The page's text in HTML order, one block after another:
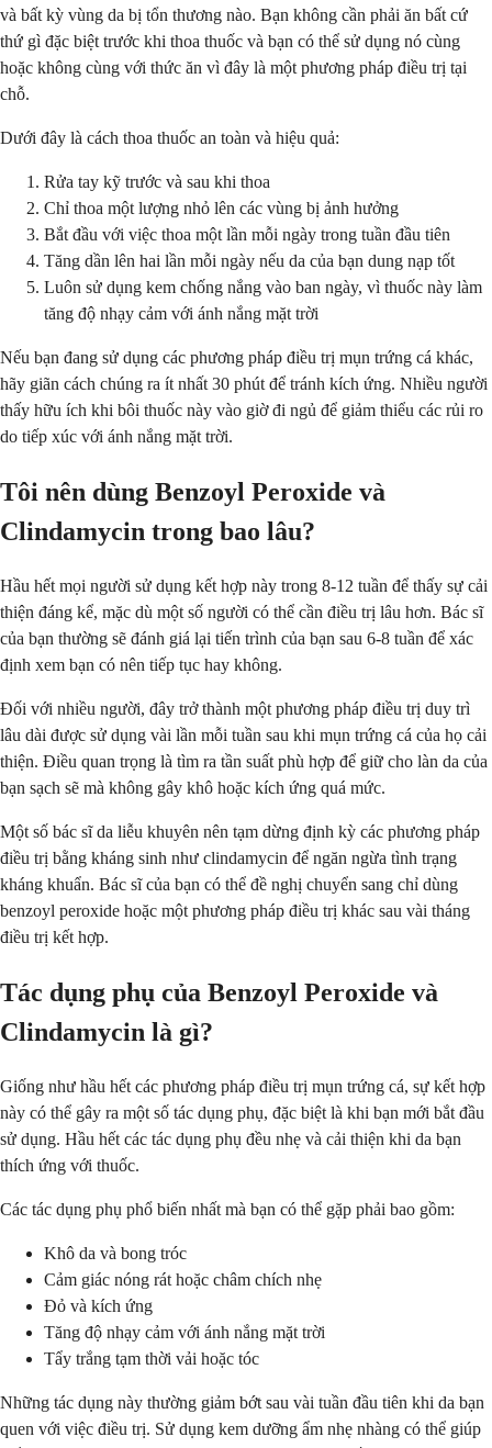
và bất kỳ vùng da bị tổn thương nào. Bạn không cần phải ăn bất cứ
thứ gì đặc biệt trước khi thoa thuốc và bạn có thể sử dụng nó cùng
hoặc không cùng với thức ăn vì đây là một phương pháp điều trị tại
chỗ.
Dưới đây là cách thoa thuốc an toàn và hiệu quả:
Rửa tay kỹ trước và sau khi thoa
Chỉ thoa một lượng nhỏ lên các vùng bị ảnh hưởng
Bắt đầu với việc thoa một lần mỗi ngày trong tuần đầu tiên
Tăng dần lên hai lần mỗi ngày nếu da của bạn dung nạp tốt
Luôn sử dụng kem chống nắng vào ban ngày, vì thuốc này làm
tăng độ nhạy cảm với ánh nắng mặt trời
Nếu bạn đang sử dụng các phương pháp điều trị mụn trứng cá khác,
hãy giãn cách chúng ra ít nhất 30 phút để tránh kích ứng. Nhiều người
thấy hữu ích khi bôi thuốc này vào giờ đi ngủ để giảm thiểu các rủi ro
do tiếp xúc với ánh nắng mặt trời.
Tôi nên dùng Benzoyl Peroxide và
Clindamycin trong bao lâu?
Hầu hết mọi người sử dụng kết hợp này trong 8-12 tuần để thấy sự cải
thiện đáng kể, mặc dù một số người có thể cần điều trị lâu hơn. Bác sĩ
của bạn thường sẽ đánh giá lại tiến trình của bạn sau 6-8 tuần để xác
định xem bạn có nên tiếp tục hay không.
Đối với nhiều người, đây trở thành một phương pháp điều trị duy trì
lâu dài được sử dụng vài lần mỗi tuần sau khi mụn trứng cá của họ cải
thiện. Điều quan trọng là tìm ra tần suất phù hợp để giữ cho làn da của
bạn sạch sẽ mà không gây khô hoặc kích ứng quá mức.
Một số bác sĩ da liễu khuyên nên tạm dừng định kỳ các phương pháp
điều trị bằng kháng sinh như clindamycin để ngăn ngừa tình trạng
kháng khuẩn. Bác sĩ của bạn có thể đề nghị chuyển sang chỉ dùng
benzoyl peroxide hoặc một phương pháp điều trị khác sau vài tháng
điều trị kết hợp.
Tác dụng phụ của Benzoyl Peroxide và
Clindamycin là gì?
Giống như hầu hết các phương pháp điều trị mụn trứng cá, sự kết hợp
này có thể gây ra một số tác dụng phụ, đặc biệt là khi bạn mới bắt đầu
sử dụng. Hầu hết các tác dụng phụ đều nhẹ và cải thiện khi da bạn
thích ứng với thuốc.
Các tác dụng phụ phổ biến nhất mà bạn có thể gặp phải bao gồm:
Khô da và bong tróc
Cảm giác nóng rát hoặc châm chích nhẹ
Đỏ và kích ứng
Tăng độ nhạy cảm với ánh nắng mặt trời
Tẩy trắng tạm thời vải hoặc tóc
Những tác dụng này thường giảm bớt sau vài tuần đầu tiên khi da bạn
quen với việc điều trị. Sử dụng kem dưỡng ẩm nhẹ nhàng có thể giúp